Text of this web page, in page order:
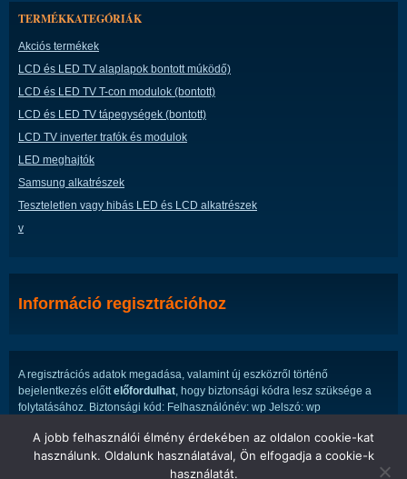
TERMÉKKATEGÓRIÁK
Akciós termékek
LCD és LED TV alaplapok bontott múködő)
LCD és LED TV T-con modulok (bontott)
LCD és LED TV tápegységek (bontott)
LCD TV inverter trafók és modulok
LED meghajtók
Samsung alkatrészek
Teszteletlen vagy hibás LED és LCD alkatrészek
v
Információ regisztrációhoz
A regisztrációs adatok megadása, valamint új eszközről történő
bejelentkezés előtt előfordulhat , hogy biztonsági kódra lesz szüksége a
folytatásához. Biztonsági kód: Felhasználónév: wp Jelszó: wp
A jobb felhasználói élmény érdekében az oldalon cookie-kat
használunk. Oldalunk használatával, Ön elfogadja a cookie-k
használatát.